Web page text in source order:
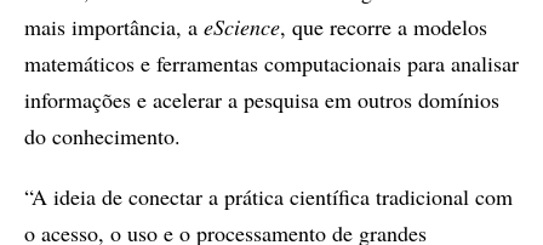
mais importância, a eScience, que recorre a modelos
matemáticos e ferramentas computacionais para analisar
informações e acelerar a pesquisa em outros domínios
do conhecimento.
“A ideia de conectar a prática científica tradicional com
o acesso, o uso e o processamento de grandes